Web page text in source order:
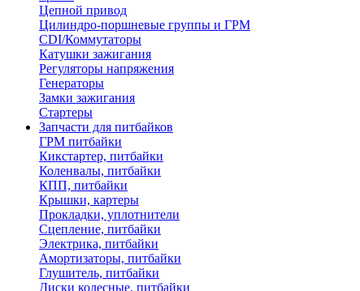
Цепной привод
Цилиндро-поршневые группы и ГРМ
CDI/Коммутаторы
Катушки зажигания
Регуляторы напряжения
Генераторы
Замки зажигания
Стартеры
Запчасти для питбайков
ГРМ питбайки
Кикстартер, питбайки
Коленвалы, питбайки
КПП, питбайки
Крышки, картеры
Прокладки, уплотнители
Сцепление, питбайки
Электрика, питбайки
Амортизаторы, питбайки
Глушитель, питбайки
Диски колесные, питбайки